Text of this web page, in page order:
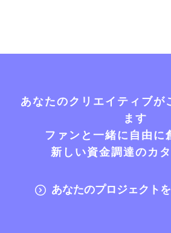
あなたのクリエイティブが
ます
ファンと一緒に自由に
新しい資金調達のカ
あなたのプロジェクト